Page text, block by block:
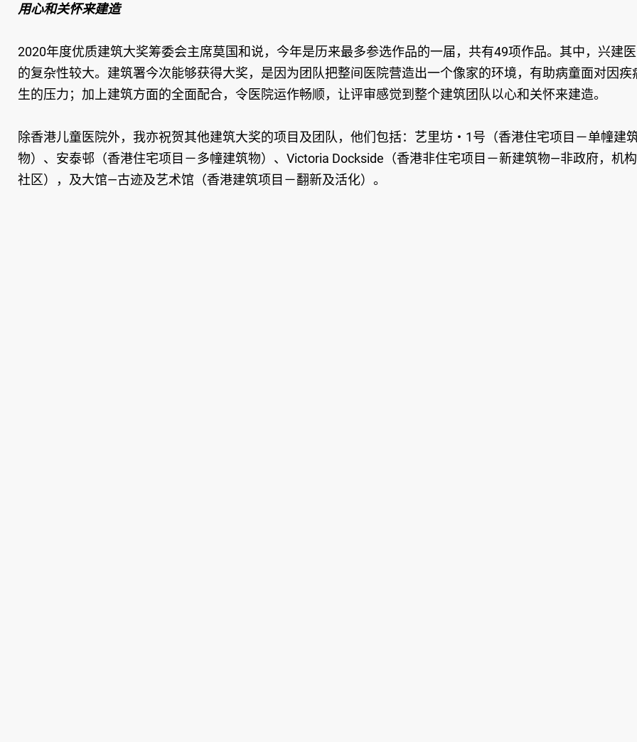
用心和关怀来建造
2020年度优质建筑大奖筹委会主席莫国和说，今年是历来最多参选作品的一届，共有49项作品。其中，兴建
的复杂性较大。建筑署今次能够获得大奖，是因为团队把整间医院营造出一个像家的环境，有助病童面对因疾
生的压力；加上建筑方面的全面配合，令医院运作畅顺，让评审感觉到整个建筑团队以心和关怀来建造。
除香港儿童医院外，我亦祝贺其他建筑大奖的项目及团队，他们包括：艺里坊‧1号（香港住宅项目－单幢建
物）、安泰邨（香港住宅项目－多幢建筑物）、Victoria Dockside（香港非住宅项目－新建筑物—非政府，机
社区），及大馆—古迹及艺术馆（香港建筑项目－翻新及活化）。